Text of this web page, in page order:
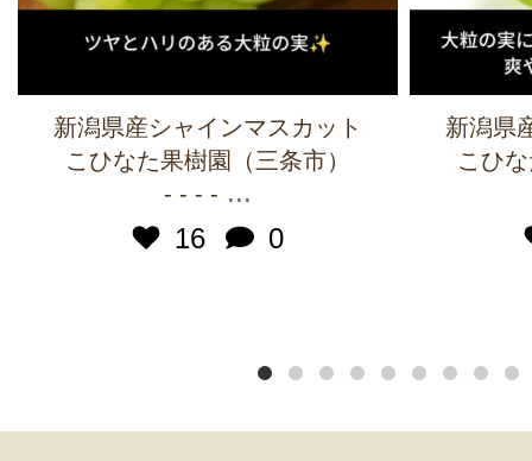
新潟県産シャインマスカット
こひなた果樹園（三条市）
- - - - ...
16
0
新潟県
こひ